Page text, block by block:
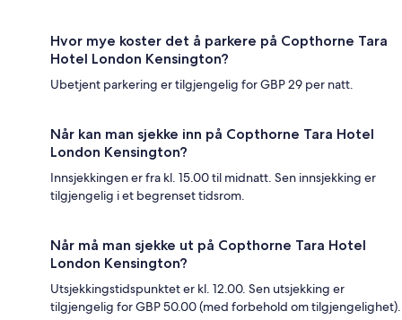
Hvor mye koster det å parkere på Copthorne Tara
Hotel London Kensington?
Ubetjent parkering er tilgjengelig for GBP 29 per natt.
Når kan man sjekke inn på Copthorne Tara Hotel
London Kensington?
Innsjekkingen er fra kl. 15.00 til midnatt. Sen innsjekking er
tilgjengelig i et begrenset tidsrom.
Når må man sjekke ut på Copthorne Tara Hotel
London Kensington?
Utsjekkingstidspunktet er kl. 12.00. Sen utsjekking er
tilgjengelig for GBP 50.00 (med forbehold om tilgjengelighet).